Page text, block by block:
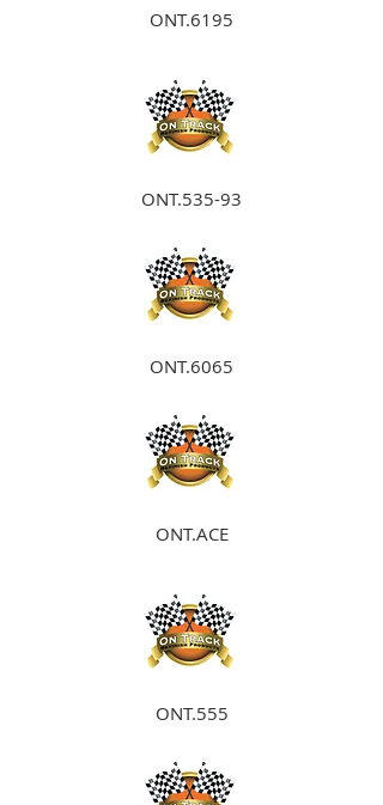
ONT.6195
ONT.535-93
ONT.6065
ONT.ACE
ONT.555